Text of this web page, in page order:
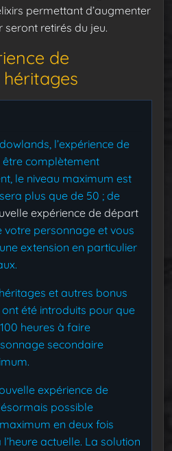
permettant d’augmenter
seront retirés du jeu.
de
l’expérience de
être complètement
le niveau maximum est
plus que de 50 ; de
expérience de départ
votre personnage et vous
extension en particulier
et autres bonus
ont été introduits pour que
heures à faire
secondaire
expérience de
possible
en deux fois
actuelle. La solution